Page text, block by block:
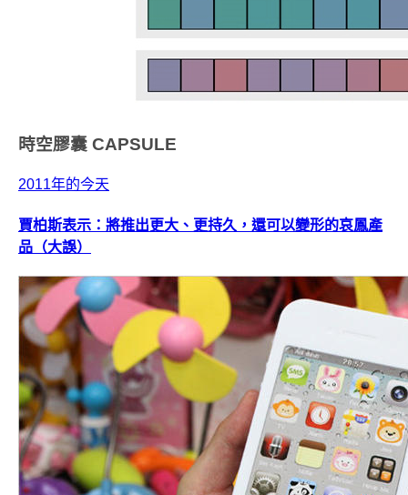
時空膠囊 CAPSULE
2011年的今天
賈柏斯表示：將推出更大、更持久，還可以變形的哀鳳產
品（大誤）